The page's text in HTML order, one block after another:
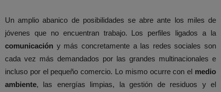
Un amplio abanico de posibilidades se abre ante los miles de
jóvenes que no encuentran trabajo. Los perfiles ligados a la
comunicación y más concretamente a las redes sociales son
cada vez más demandados por las grandes multinacionales e
incluso por el pequeño comercio. Lo mismo ocurre con el medio
ambiente, las energías limpias, la gestión de residuos y el